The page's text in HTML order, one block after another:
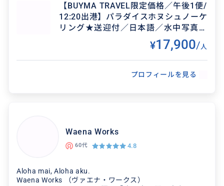
大変お世話になりました！
2026/7/29
時間の調整など柔軟に対応していただき、とても
感謝しています！ 自分達ではなかなか行けないよ
うな場所も案内して下さり、子供達も大満足でし
得意なジャンル / 分野
シュノーケルツアー スキューバーダイビング
クチコミ
参加者たちの写真はもちろん、景色やウミガメ、
お魚たちの写真もたくさん撮ってくださって全て
の泡の技術(...
【BUYMA TRAVEL限定価格／午後1便/
12:20出港】パラダイスホヌシュノーケ
リング★送迎付／日本語／水中写真デ
ータプレゼント!（乗り合いツアー）
¥17,900/人
プロフィールを見る
Waena Works
60代 4.8
Aloha mai, Aloha aku.
Waena Works （ヴァエナ・ワークス）